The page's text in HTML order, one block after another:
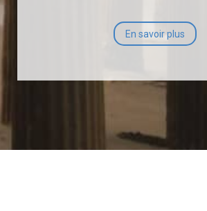
En savoir plus